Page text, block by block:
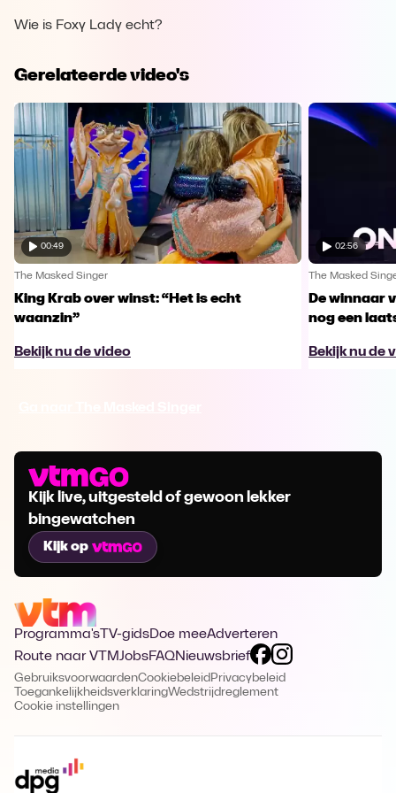
Wie is Foxy Lady echt?
Gerelateerde video's
00:49
The Masked Singer
King Krab over winst: “Het is echt
waanzin”
Bekijk nu de video
02:56
The Masked
De winnaar
nog een
Bekijk nu de
Kijk live, uitgesteld of gewoon lekker
bingewatchen
Kijk op
Programma's TV-gidsDoe meeAdverteren
Route naar VTMJobsFAQNieuwsbrief
GebruiksvoorwaardenCookiebeleid Privacybeleid
ToegankelijkheidsverklaringWedstrijdreglement
Cookie instellingen